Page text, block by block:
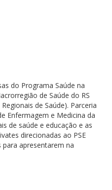
do Programa Saúde na
de Saúde do RS
de Saúde). Parceria
Enfermagem e Medicina da
de saúde e educação e as
direcionadas ao PSE
para apresentarem na